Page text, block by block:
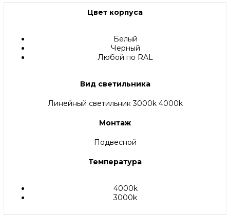
Цвет корпуса
Белый
Черный
Любой по RAL
Вид светильника
Линейный светильник 3000k 4000k
Монтаж
Подвесной
Температура
4000k
3000k